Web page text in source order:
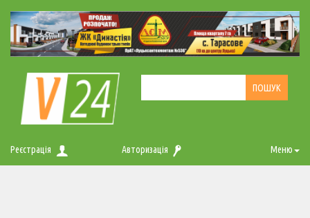
Реєстрація Авторизація Меню